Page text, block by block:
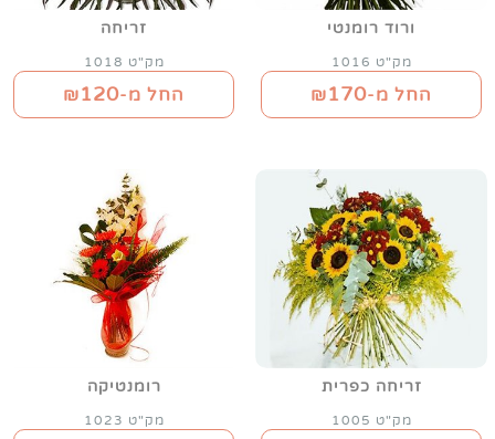
ורוד רומנטי
מק"ט 1016
החל מ-₪170
זריחה
מק"ט 1018
החל מ-₪120
זריחה כפרית
מק"ט 1005
רומנטיקה
מק"ט 1023